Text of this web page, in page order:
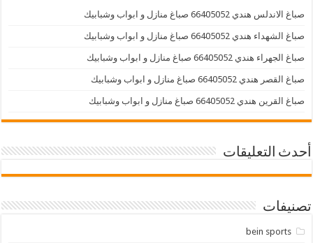
صباغ الاندلس هندي 66405052 صباغ منازل و ابواب وشبابيك
صباغ الشهداء هندي 66405052 صباغ منازل و ابواب وشبابيك
صباغ الجهراء هندي 66405052 صباغ منازل و ابواب وشبابيك
صباغ القصر هندي 66405052 صباغ منازل و ابواب وشبابيك
صباغ القرين هندي 66405052 صباغ منازل و ابواب وشبابيك
أحدث التعليقات
تصنيفات
bein sports